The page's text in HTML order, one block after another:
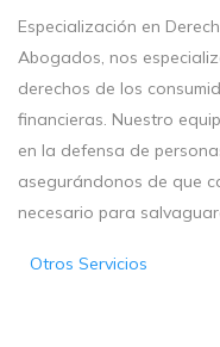
Especialización en
Abogados, nos
derechos de los
financieras. Nuestro
en la defensa de
asegurándonos de que
necesario para
Otros Servicios